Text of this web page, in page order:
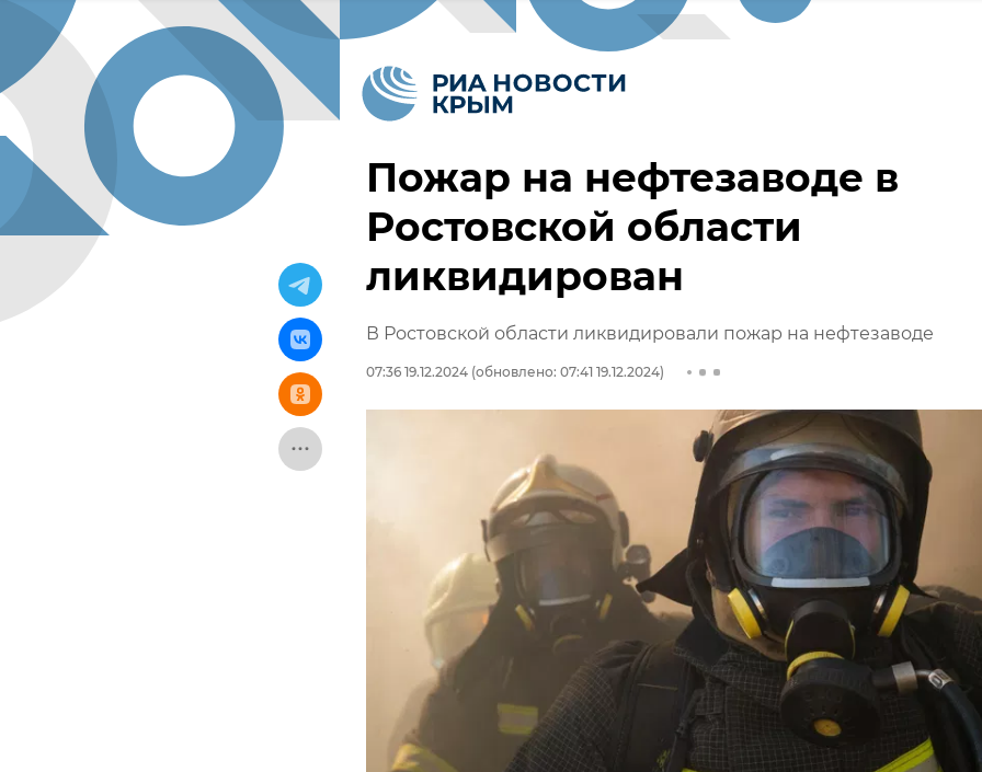
Пожар на нефтезаводе в
Ростовской области
ликвидирован
В Ростовской области ликвидировали пожар на нефтезаводе
07:36 19.12.2024 (обновлено: 07:41 19.12.2024)